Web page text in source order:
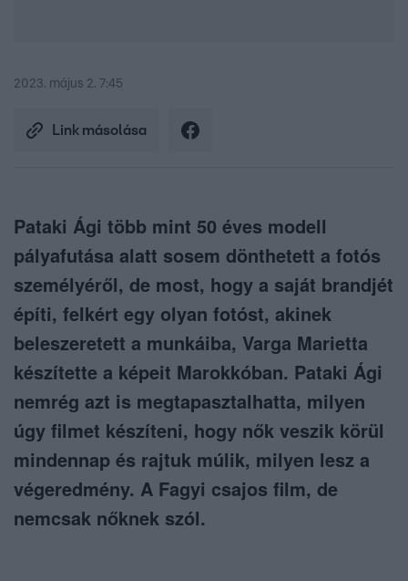
2023. május 2. 7:45
Link másolása
Pataki Ági több mint 50 éves modell
pályafutása alatt sosem dönthetett a fotós
személyéről, de most, hogy a saját brandjét
építi, felkért egy olyan fotóst, akinek
beleszeretett a munkáiba, Varga Marietta
készítette a képeit Marokkóban. Pataki Ági
nemrég azt is megtapasztalhatta, milyen
úgy filmet készíteni, hogy nők veszik körül
mindennap és rajtuk múlik, milyen lesz a
végeredmény. A Fagyi csajos film, de
nemcsak nőknek szól.